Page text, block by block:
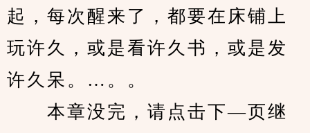
起，每次醒来了，都要在床铺上
玩许久，或是看许久书，或是发
许久呆。…。。
本章没完，请点击下—页继